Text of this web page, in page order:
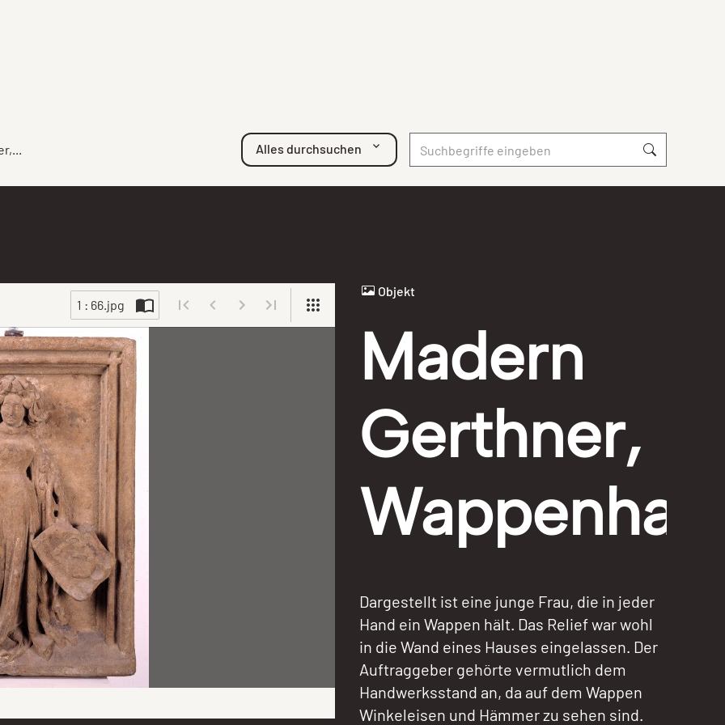
Alles durchsuchen
1 : 66.jpg
Objekt
Madern
Gerthner,
Dargestellt ist eine junge Frau, die in jeder
Hand ein Wappen hält. Das Relief war wohl
in die Wand eines Hauses eingelassen. Der
Auftraggeber gehörte vermutlich dem
Handwerksstand an, da auf dem Wappen
Winkeleisen und Hämmer zu sehen sind.